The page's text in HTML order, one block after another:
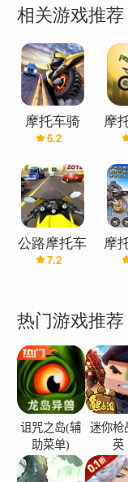
相关游戏推荐
摩托车骑
手-极限竞
技赛车
6.2
摩
公路摩托车
手2
7.2
摩
热门游戏推荐
诅咒之岛(辅
助菜单)
迷你枪
英